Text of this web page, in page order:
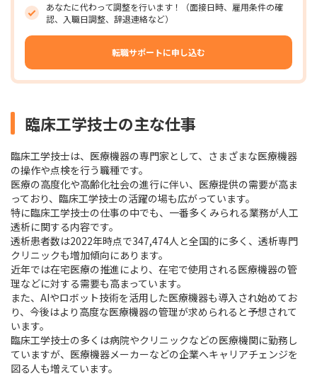
あなたに代わって調整を行います！（面接日時、雇用条件の確
認、入職日調整、辞退連絡など）
転職サポートに申し込む
臨床工学技士の主な仕事
臨床工学技士は、医療機器の専門家として、さまざまな医療機器
の操作や点検を行う職種です。
医療の高度化や高齢化社会の進行に伴い、医療提供の需要が高ま
っており、臨床工学技士の活躍の場も広がっています。
特に臨床工学技士の仕事の中でも、一番多くみられる業務が人工
透析に関する内容です。
透析患者数は2022年時点で347,474人と全国的に多く、透析専門
クリニックも増加傾向にあります。
近年では在宅医療の推進により、在宅で使用される医療機器の管
理などに対する需要も高まっています。
また、AIやロボット技術を活用した医療機器も導入され始めてお
り、今後はより高度な医療機器の管理が求められると予想されて
います。
臨床工学技士の多くは病院やクリニックなどの医療機関に勤務し
ていますが、医療機器メーカーなどの企業へキャリアチェンジを
図る人も増えています。